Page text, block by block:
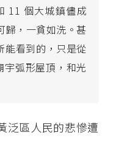
11 個大城鎮儘成
歸，一貧如洗。甚
能看到的，只是從
弧形屋頂，和光
區人民的悲慘遭